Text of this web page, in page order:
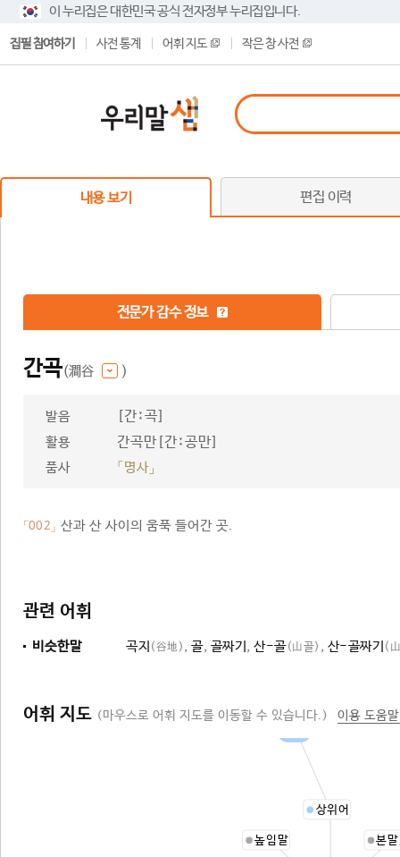
이 누리집은 대한민국 공식 전자정부 누리집입니다.
집필 참여하기 사전 통계 어휘 지도 작은 창 사전
내용 보기 편집 이력
전문가 감수 정보
간곡(澗谷 )
발음 [간ː곡]
활용 간곡만[간ː공만]
품사 「명사」
「002」 산과 산 사이의 움푹 들어간 곳.
관련 어휘
비슷한말 곡지 (谷地) , 골, 골짜기 , 산-골(山골) , 산-골짜기 (
어휘 지도 (마우스로 어휘 지도를 이동할 수 있습니다.) 이용 도움
상위어
본
높임말